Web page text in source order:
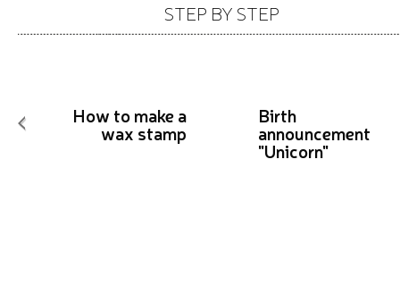
STEP BY STEP
How to make a
wax stamp
Birth
announcement
"Unicorn"